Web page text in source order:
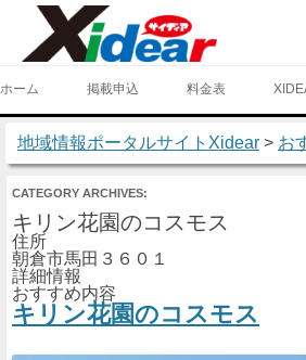
ホーム 掲載申込 料金表
地域情報ポータルサイトXidear > お
CATEGORY ARCHIVES:
キリン花園のコスモス
住所
朝倉市馬田３６０１
詳細情報
おすすめ内容
キリン花園のコスモス